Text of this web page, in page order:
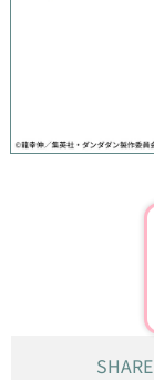
SHARE